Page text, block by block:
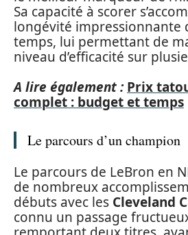
Sa capacité à scorer
longévité impressionnante
temps, lui permettant de
niveau d’efficacité sur
A lire également : Prix
complet : budget et temps
Le parcours d’un champion
Le parcours de LeBron en
de nombreux
débuts avec les Cleveland
connu un passage